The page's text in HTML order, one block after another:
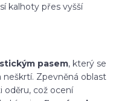
kalhoty přes vyšší
pasem, který se
Zpevněná oblast
oděru, což ocení